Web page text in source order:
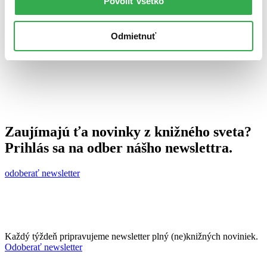
Odmietnuť
Zaujímajú ťa novinky z knižného sveta?
Prihlás sa na odber nášho newslettra.
odoberať newsletter
Každý týždeň pripravujeme newsletter plný (ne)knižných noviniek.
Odoberať newsletter